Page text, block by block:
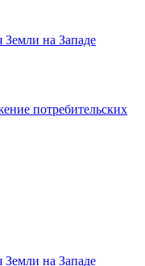
Земли на Западе
потребительских
Земли на Западе